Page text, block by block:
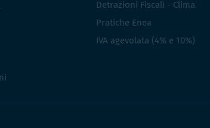
Detrazioni Fiscali - Clima
Pratiche Enea
IVA agevolata (4% e 10%)